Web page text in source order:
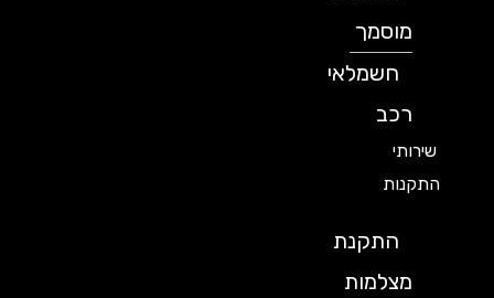
מוסמך
חשמלאי
שירותי
התקנות
התקנת
מצלמות